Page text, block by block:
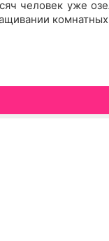
человек уже